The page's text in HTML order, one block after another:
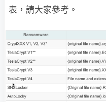
表，請大家參考。